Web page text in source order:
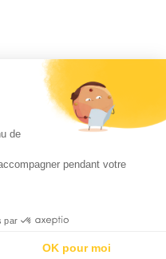
2025-2026 Tout droits réservés
de
pendant votre
par
OK pour moi